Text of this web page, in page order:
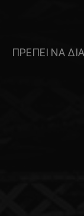
ΠΡΕΠΕΙ ΝΑ